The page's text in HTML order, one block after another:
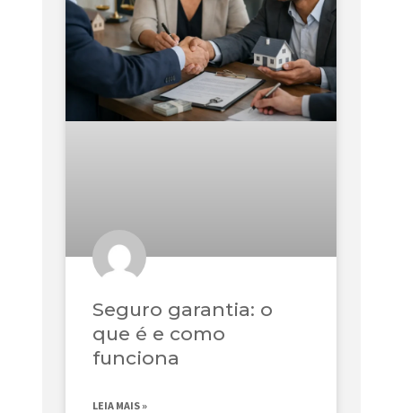
Seguro garantia: o
que é e como
funciona
LEIA MAIS »